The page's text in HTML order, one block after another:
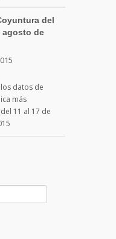
del
agosto de
datos de
más
11 al 17 de